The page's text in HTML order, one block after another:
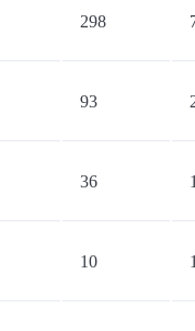
298
93
36
10